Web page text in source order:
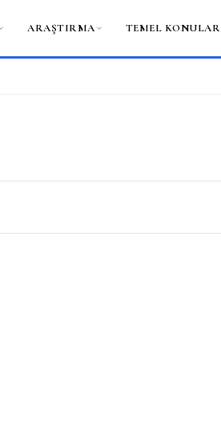
ARAŞTIRMA TEMEL KONULAR